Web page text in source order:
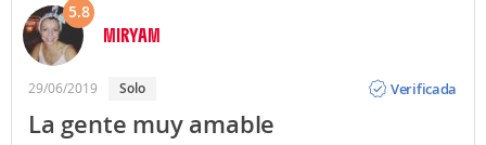
5.8
MIRYAM
29/06/2019 Solo
Verificada
La gente muy amable